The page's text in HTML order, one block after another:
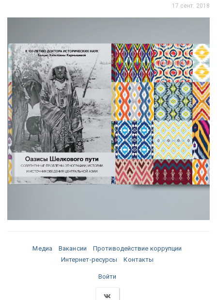
17 сент. 2018
Медиа Вакансии
Противодействие коррупции
Интернет-ресурсы
Контакты
Войти